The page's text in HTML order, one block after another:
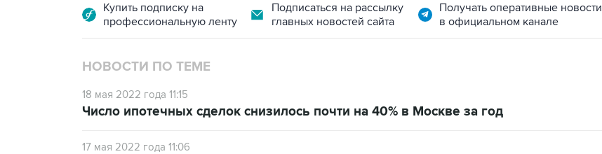
Купить подписку на
профессиональную ленту
Подписаться на рассылку
главных новостей сайта
Получать оперативные новости
в официальном канале
НОВОСТИ ПО ТЕМЕ
18 мая 2022 года 11:15
Число ипотечных сделок снизилось почти на 40% в Москве за год
17 мая 2022 года 11:06